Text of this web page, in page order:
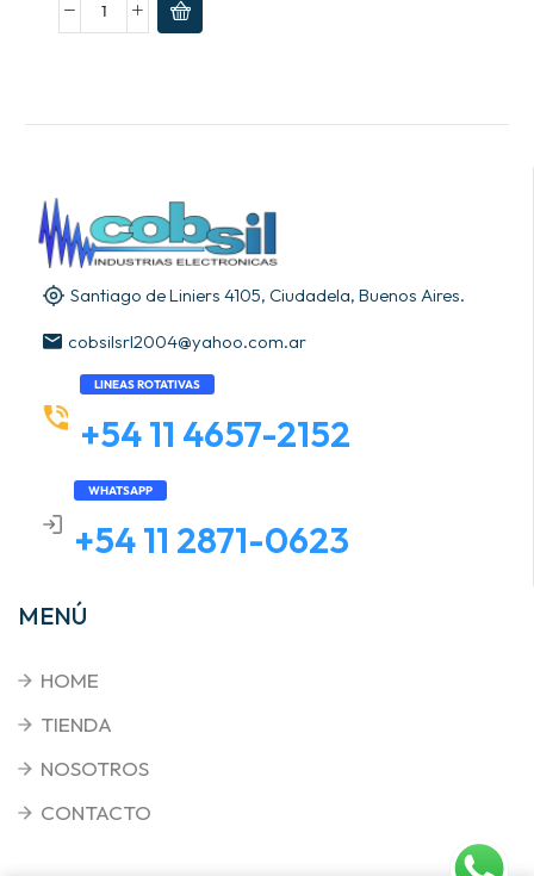
Santiago de Liniers 4105, Ciudadela, Buenos Aires.
cobsilsrl2004@yahoo.com.ar
LINEAS ROTATIVAS
+54 11 4657-2152
WHATSAPP
+54 11 2871-0623
MENÚ
HOME
TIENDA
NOSOTROS
CONTACTO